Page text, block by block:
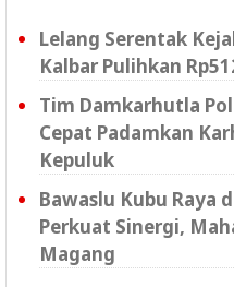
Lelang Serentak
Kalbar Pulihkan
Tim Damkarhutla
Cepat Padamkan
Kepuluk
Bawaslu Kubu Raya
Perkuat Sinergi,
Magang